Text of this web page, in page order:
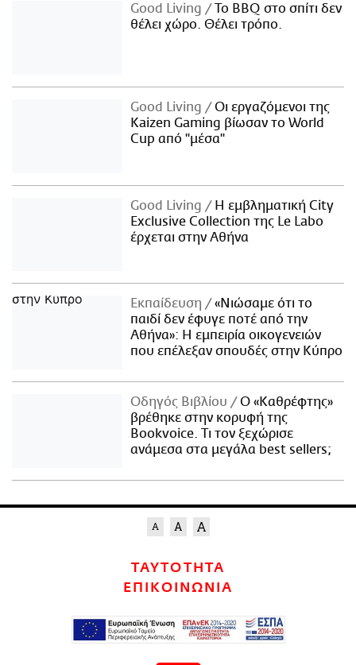
Good Living
Το BBQ στο σπίτι δεν
θέλει χώρο. Θέλει τρόπο.
Good Living
Οι εργαζόμενοι της
Kaizen Gaming βίωσαν το World
Cup από "μέσα"
Good Living
Η εμβληματική City
Exclusive Collection της Le Labo
έρχεται στην Αθήνα
Εκπαίδευση
«Νιώσαμε ότι το
παιδί δεν έφυγε ποτέ από την
Αθήνα»: Η εμπειρία οικογενειών
που επέλεξαν σπουδές στην Κύπρο
Οδηγός Βιβλίου
Ο «Καθρέφτης»
βρέθηκε στην κορυφή της
Bookvoice. Τι τον ξεχώρισε
ανάμεσα στα μεγάλα best sellers;
ΤΑΥΤΟΤΗΤΑ
ΕΠΙΚΟΙΝΩΝΙΑ